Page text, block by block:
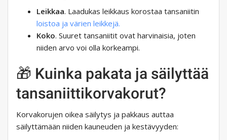
Leikkaa. Laadukas leikkaus korostaa tansaniitin
loistoa ja värien leikkejä.
Koko. Suuret tansaniitit ovat harvinaisia, joten
niiden arvo voi olla korkeampi.
🎁 Kuinka pakata ja säilyttää
tansaniittikorvakorut?
Korvakorujen oikea säilytys ja pakkaus auttaa
säilyttämään niiden kauneuden ja kestävyyden: